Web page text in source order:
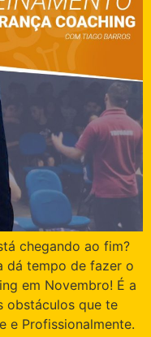
chegando ao fim?
dá tempo de fazer o
em Novembro! É a
obstáculos que te
e Profissionalmente.